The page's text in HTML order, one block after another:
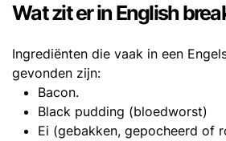
Wat zit er in English
Ingrediënten die vaak in een
gevonden zijn:
Bacon.
Black pudding (bloedworst)
Ei (gebakken, gepocheerd of